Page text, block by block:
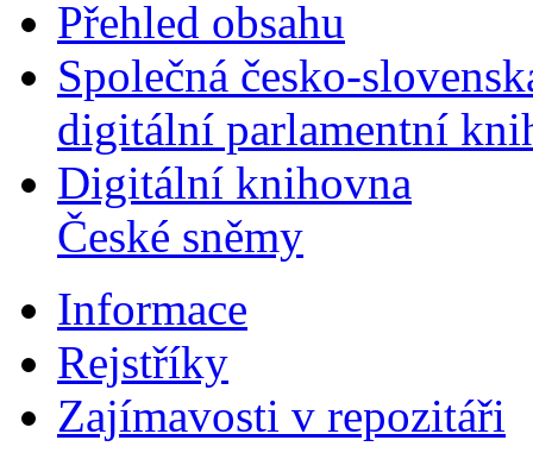
Přehled obsahu
Společná česko-
digitální parlamentní
Digitální knihovna
České sněmy
Informace
Rejstříky
Zajímavosti v repozitáři